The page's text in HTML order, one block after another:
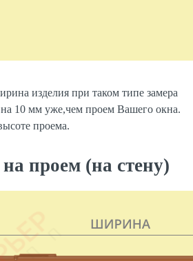
изделия при таком типе замера
10 мм уже,чем проем Вашего окна.
проема.
проем (на стену)